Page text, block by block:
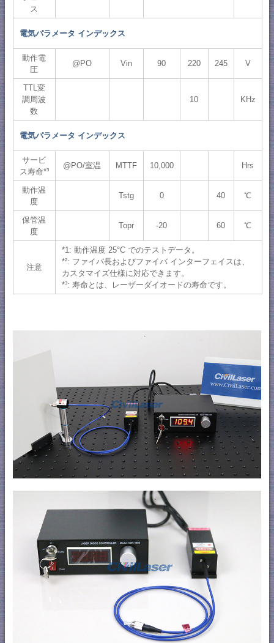
ス
電気パラメータ インデックス
動作電
圧
@PO Vin 90 220 245 V
TTL変
調周波
数
10 KHz
電気パラメータ インデックス
サービ
ス寿命*³
@PO/室温 MTTF 10,000 Hrs
動作温
度
Tstg 0 40 ℃
保管温
度
Topr -20 60 ℃
注意
*1: 動作温度 25°C でのテストデータ。
*²: ファイバ長およびファイバ インターフェイスは、
カスタマイズ仕様に対応できます。
*³: 寿命とは、レーザーダイオードの寿命です。